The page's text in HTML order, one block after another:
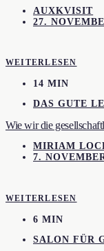
AUXKVISIT
27.
WEITERLESEN
14 MIN
DAS GUTE
Wie wir die
MIRIAM
7.
WEITERLESEN
6 MIN
SALON FÜR